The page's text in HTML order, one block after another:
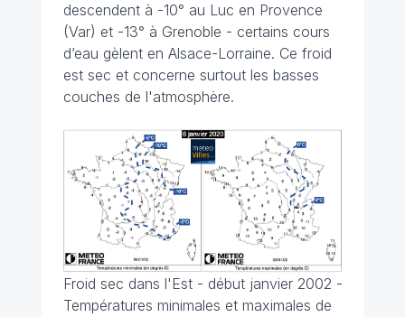
descendent à -10° au Luc en Provence
(Var) et -13° à Grenoble - certains cours
d’eau gèlent en Alsace-Lorraine. Ce froid
est sec et concerne surtout les basses
couches de l'atmosphère.
Froid sec dans l'Est - début janvier 2002 -
Températures minimales et maximales de